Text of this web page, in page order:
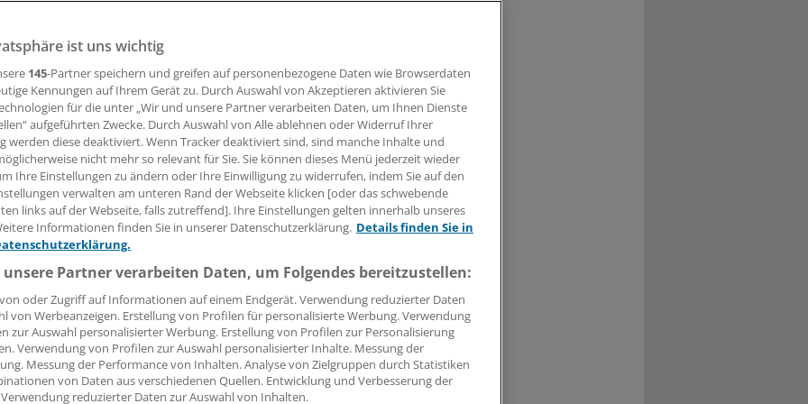
Leserin, lieber Leser,
Beitrag können Sie lesen, sobald Sie sich eingeloggt haben.
Jetzt anmelden »
Kostenlos registrieren »
vergessen?
Problem beim Login?
ist mit wenigen Klicks erledigt und kostenlos.
des kostenlosen Login:
Analysen, Hintergründe und Infografiken
Interviews und Praxis-Tipps
auf allemedizinischen Berichte und Kommentare
Voraussetzungen für den Zugang
ist uns wichtig
145-Partner speichern und greifen auf personenbezogene Daten wie Browserdaten
Kennungen auf Ihrem Gerät zu. Durch Auswahl von Akzeptieren aktivieren Sie
für die unter „Wir und unsere Partner verarbeiten Daten, um Ihnen Dienste
aufgeführten Zwecke. Durch Auswahl von Alle ablehnen oder Widerruf Ihrer
werden diese deaktiviert. Wenn Tracker deaktiviert sind, sind manche Inhalte und
nicht mehr so relevant für Sie. Sie können dieses Menü jederzeit wieder
Ihre Einstellungen zu ändern oder Ihre Einwilligung zu widerrufen, indem Sie auf den
verwalten am unteren Rand der Webseite klicken [oder das schwebende
links auf der Webseite, falls zutreffend]. Ihre Einstellungen gelten innerhalb unseres
Informationen finden Sie in unserer Datenschutzerklärung. Details finden Sie in
Partner verarbeiten Daten, um Folgendes bereitzustellen:
oder Zugriff auf Informationen auf einem Endgerät. Verwendung reduzierter Daten
von Werbeanzeigen. Erstellung von Profilen für personalisierte Werbung. Verwendung
zur Auswahl personalisierter Werbung. Erstellung von Profilen zur Personalisierung
Verwendung von Profilen zur Auswahl personalisierter Inhalte. Messung der
Messung der Performance von Inhalten. Analyse von Zielgruppen durch Statistiken
von Daten aus verschiedenen Quellen. Entwicklung und Verbesserung der
reduzierter Daten zur Auswahl von Inhalten.